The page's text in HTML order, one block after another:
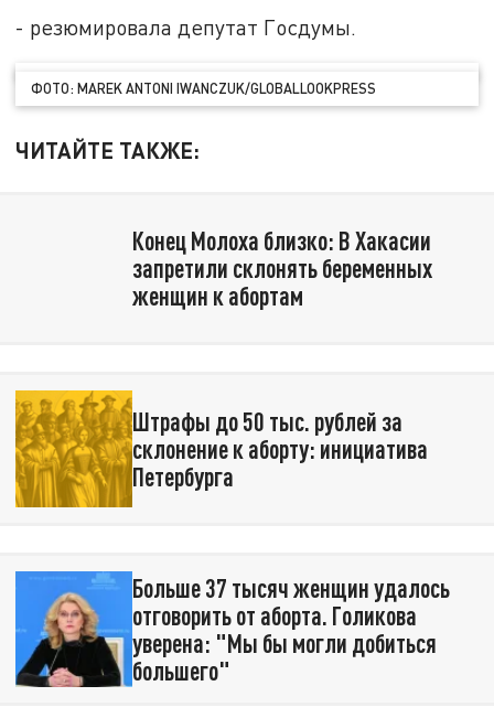
- резюмировала депутат Госдумы.
ФОТО: MAREK ANTONI IWANCZUK/GLOBALLOOKPRESS
ЧИТАЙТЕ ТАКЖЕ:
Конец Молоха близко: В Хакасии
запретили склонять беременных
женщин к абортам
Штрафы до 50 тыс. рублей за
склонение к аборту: инициатива
Петербурга
Больше 37 тысяч женщин удалось
отговорить от аборта. Голикова
уверена: "Мы бы могли добиться
большего"